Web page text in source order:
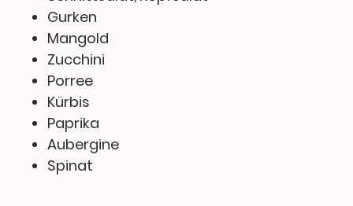
Gurken
Mangold
Zucchini
Porree
Kürbis
Paprika
Aubergine
Spinat